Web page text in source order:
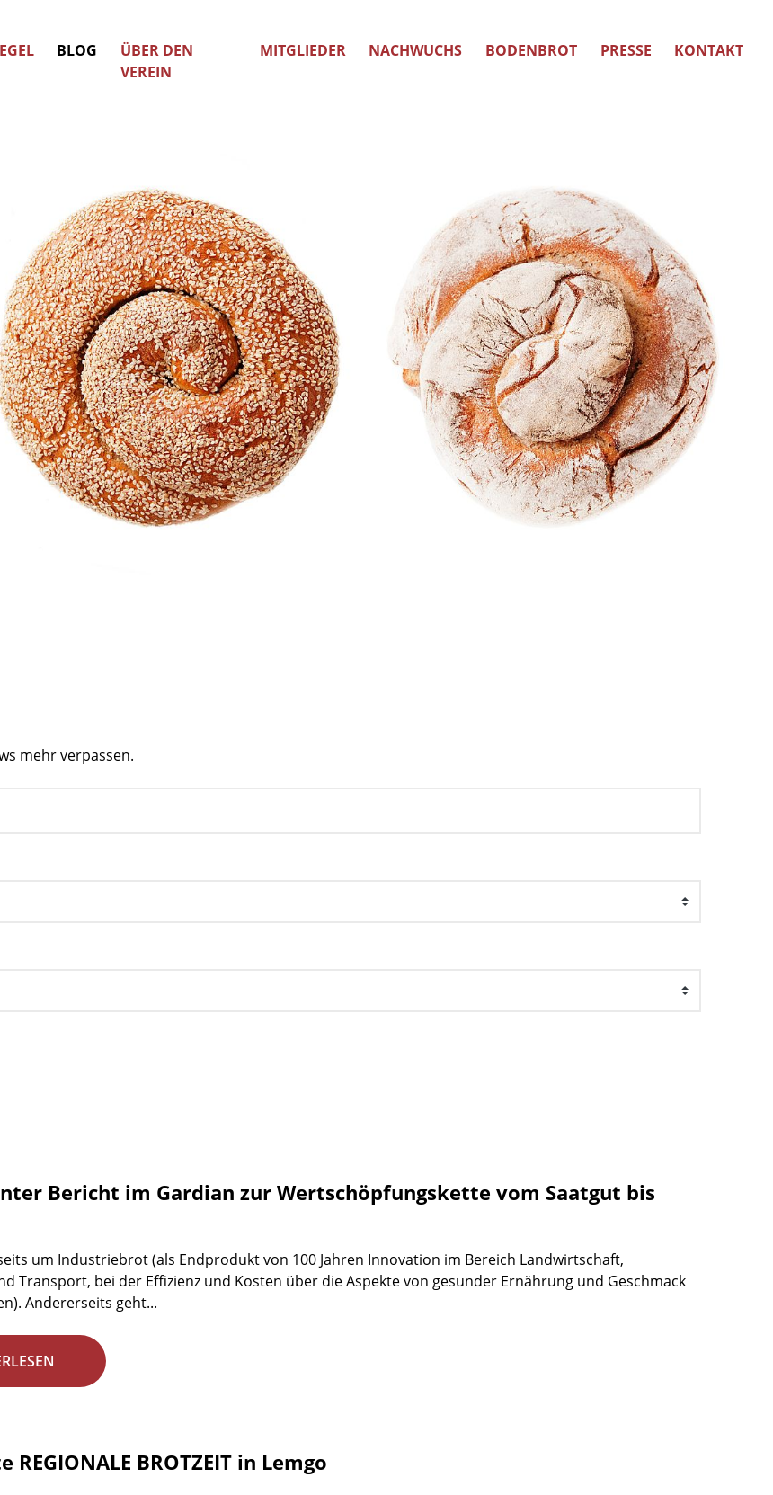
BLOG
ÜBER DEN
VEREIN
MITGLIEDER NACHWUCHS BODENBROT PRESSE KONTAKT
mehr verpassen.
Bericht im Gardian zur Wertschöpfungskette vom Saatgut bis
um Industriebrot (als Endprodukt von 100 Jahren Innovation im Bereich Landwirtschaft,
Transport, bei der Effizienz und Kosten über die Aspekte von gesunder Ernährung und Geschmack
Andererseits geht...
REGIONALE BROTZEIT in Lemgo